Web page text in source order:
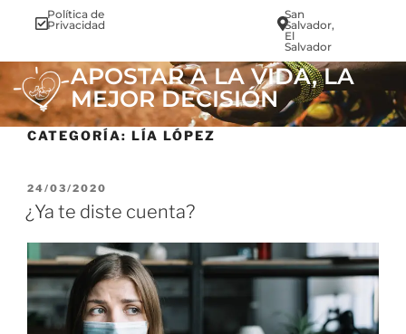
Política de
Privacidad
San
Salvador,
El
Salvador
APOSTAR A LA VIDA, LA
MEJOR DECISIÓN
CATEGORÍA: LÍA LÓPEZ
24/03/2020
¿Ya te diste cuenta?